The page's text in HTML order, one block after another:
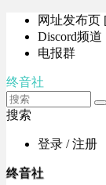
网址发布页
Discord频道
电报群
终音社
搜索
登录 / 注册
终音社